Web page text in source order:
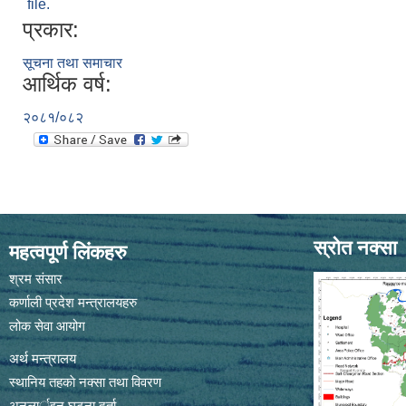
file.
प्रकार:
सूचना तथा समाचार
आर्थिक वर्ष:
२०८१/०८२
महत्वपूर्ण लिंकहरु
श्रम संसार
कर्णाली प्रदेश मन्त्रालयहरु
लोक सेवा आयोग
अर्थ मन्त्रालय
स्थानिय तहकाे नक्सा तथा विवरण
स्रोत नक्सा